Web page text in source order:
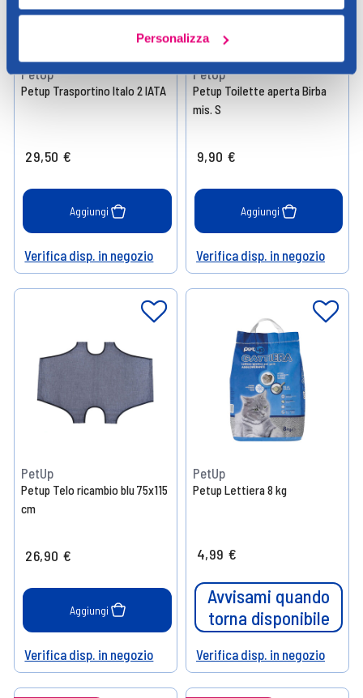
Personalizza
PetUp
Petup Trasportino Italo 2 IATA
29,50 €
Aggiungi
Help
Verifica disp. in negozio
PetUp
Petup Toilette aperta Birba
mis. S
9,90 €
Aggiungi
Help
Verifica disp. in negozio
PetUp
Petup Telo ricambio blu 75x115
cm
26,90 €
Aggiungi
Help
Verifica disp. in negozio
PetUp
Petup Lettiera 8 kg
4,99 €
Avvisami quando
torna disponibile
Help
Verifica disp. in negozio